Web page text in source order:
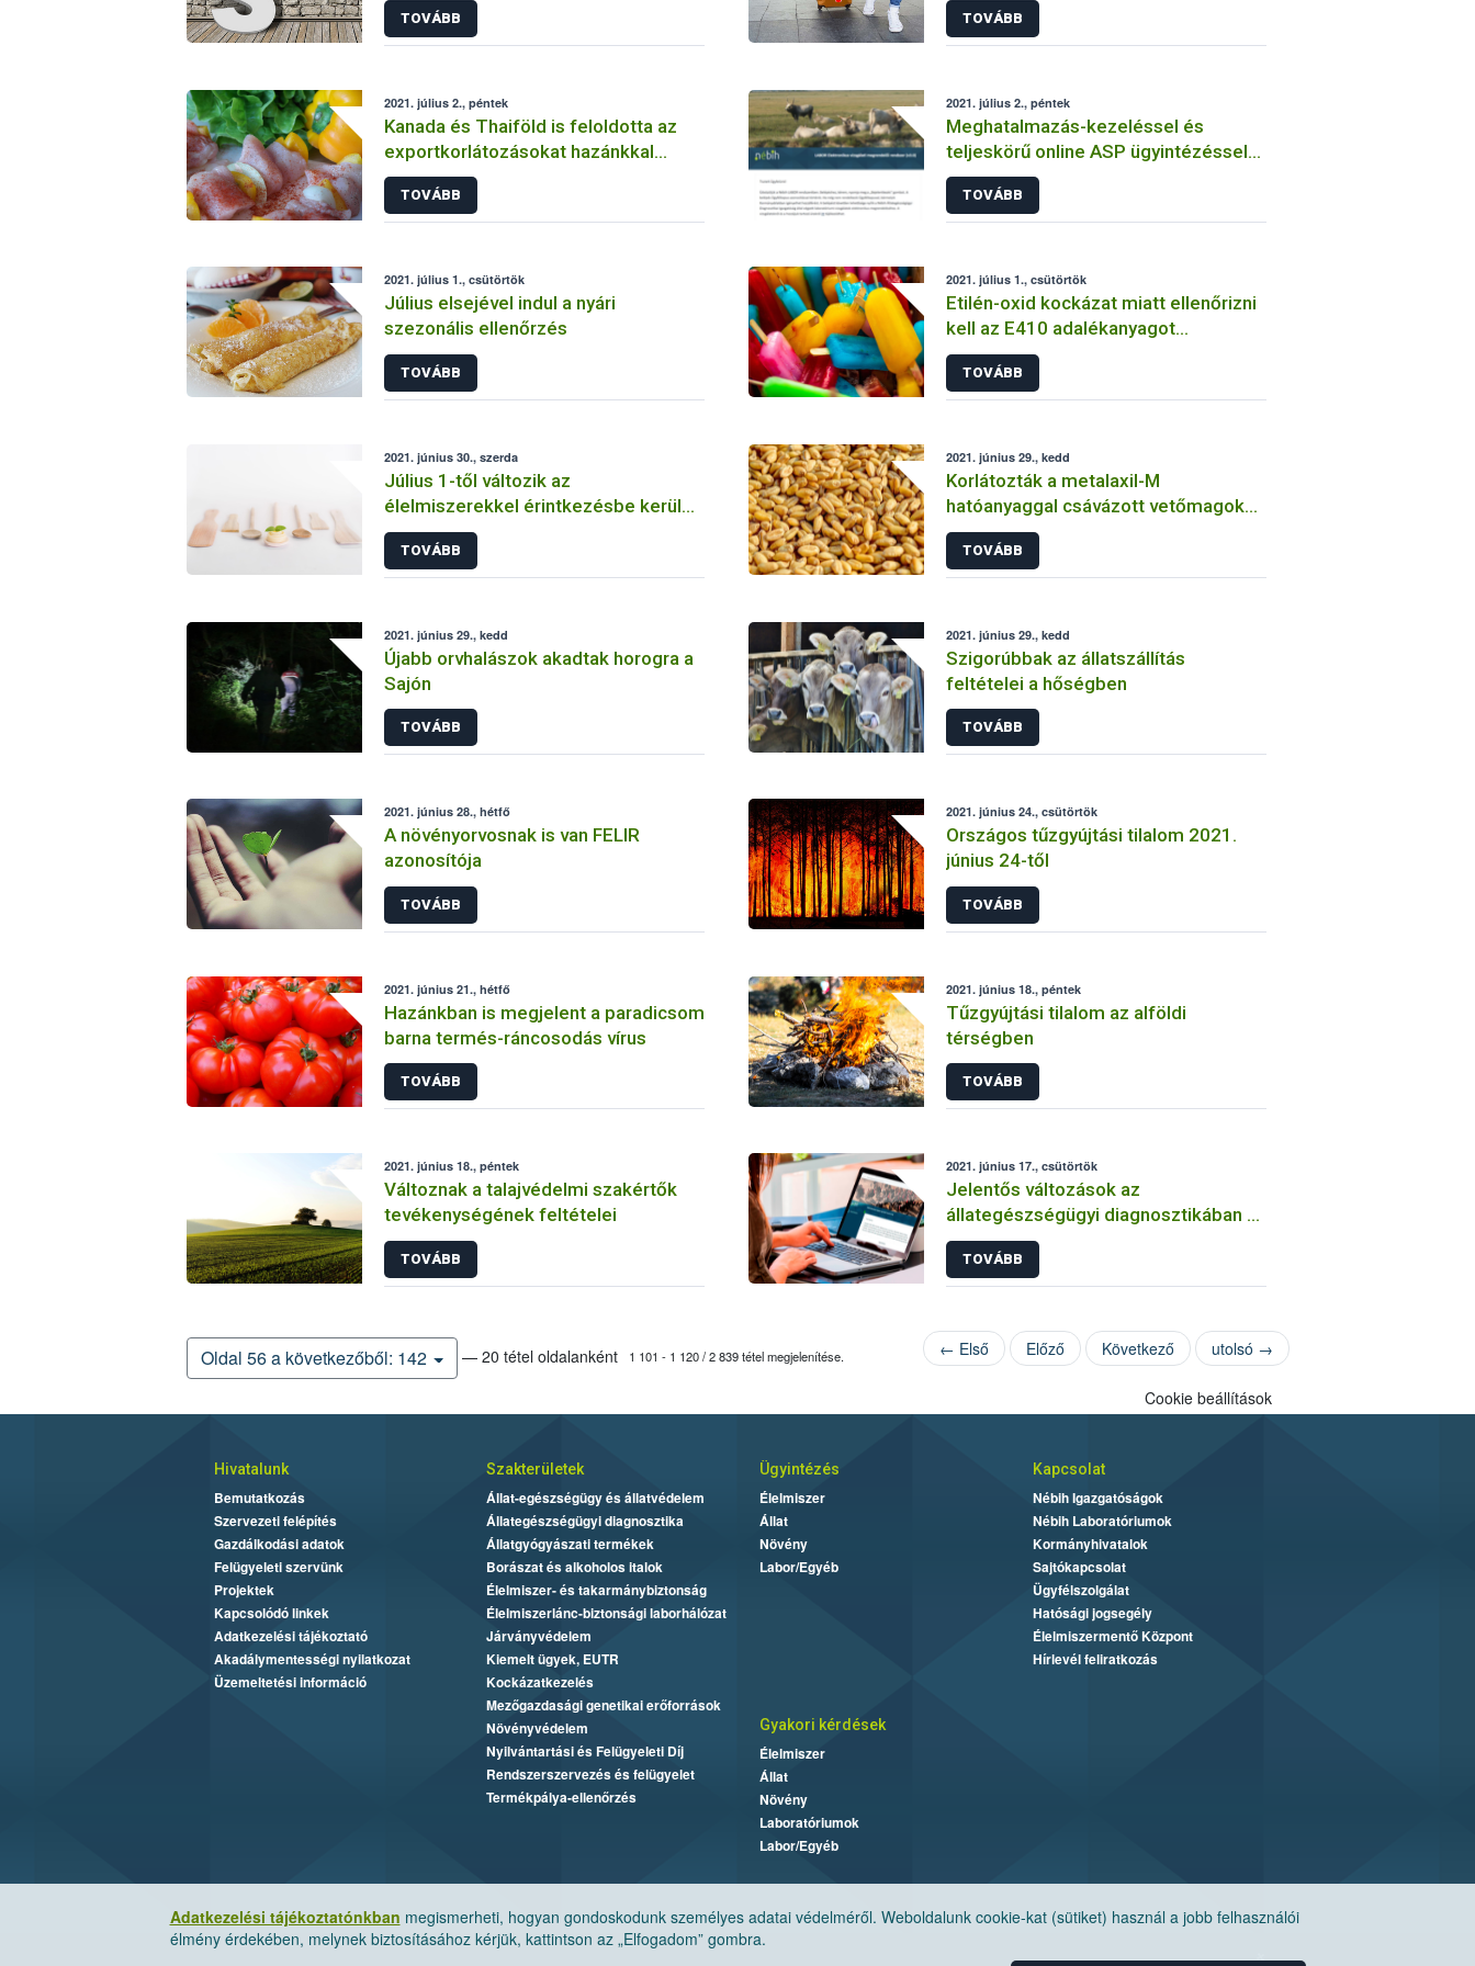
TOVÁBB TOVÁBB
2021. július 2., péntek
Kanada és Thaiföld is feloldotta az
exportkorlátozásokat hazánkkal
szemben
TOVÁBB
2021. július 2., péntek
Meghatalmazás-kezeléssel és
teljeskörű online ASP ügyintézéssel
indult a Nébih LABOR rendszere
TOVÁBB
2021. július 1., csütörtök
Július elsejével indul a nyári
szezonális ellenőrzés
TOVÁBB
2021. július 1., csütörtök
Etilén-oxid kockázat miatt ellenőrizni
kell az E410 adalékanyagot
tartalmazó termékeket
TOVÁBB
2021. június 30., szerda
Július 1-től változik az
élelmiszerekkel érintkezésbe kerülő
anyagokkal kapcsolatos bejelentési
kötelezettség
TOVÁBB
2021. június 29., kedd
Korlátozták a metalaxil-M
hatóanyaggal csávázott vetőmagok
vetését
TOVÁBB
2021. június 29., kedd
Újabb orvhalászok akadtak horogra a
Sajón
TOVÁBB
2021. június 29., kedd
Szigorúbbak az állatszállítás
feltételei a hőségben
TOVÁBB
2021. június 28., hétfő
A növényorvosnak is van FELIR
azonosítója
TOVÁBB
2021. június 24., csütörtök
Országos tűzgyújtási tilalom 2021.
június 24-től
TOVÁBB
2021. június 21., hétfő
Hazánkban is megjelent a paradicsom
barna termés-ráncosodás vírus
TOVÁBB
2021. június 18., péntek
Tűzgyújtási tilalom az alföldi
térségben
TOVÁBB
2021. június 18., péntek
Változnak a talajvédelmi szakértők
tevékenységének feltételei
TOVÁBB
2021. június 17., csütörtök
Jelentős változások az
állategészségügyi diagnosztikában –
jön a digitális LABOR szakrendszer
TOVÁBB
Oldal 56 a következőből: 142 — 20 tétel oldalanként 1 101 - 1 120 / 2 839 tétel megjelenítése. ← Első Előző Következő utolsó →
Adatkezelési tájékoztatónkban megismerheti, hogyan gondoskodunk személyes adatai védelméről. Weboldalunk cookie-kat (sütiket) használ a jobb felhasználói
élmény érdekében, melynek biztosításához kérjük, kattintson az „Elfogadom” gombra.
Cookie beállítások
Hivatalunk
Bemutatkozás
Szervezeti felépítés
Gazdálkodási adatok
Felügyeleti szervünk
Projektek
Kapcsolódó linkek
Adatkezelési tájékoztató
Akadálymentességi nyilatkozat
Üzemeltetési információ
Szakterületek
Állat-egészségügy és állatvédelem
Állategészségügyi diagnosztika
Állatgyógyászati termékek
Borászat és alkoholos italok
Élelmiszer- és takarmánybiztonság
Élelmiszerlánc-biztonsági laborhálózat
Járványvédelem
Kiemelt ügyek, EUTR
Kockázatkezelés
Mezőgazdasági genetikai erőforrások
Növényvédelem
Nyilvántartási és Felügyeleti Díj
Rendszerszervezés és felügyelet
Termékpálya-ellenőrzés
Ügyintézés
Élelmiszer
Állat
Növény
Labor/Egyéb
Kapcsolat
Nébih Igazgatóságok
Nébih Laboratóriumok
Kormányhivatalok
Sajtókapcsolat
Ügyfélszolgálat
Hatósági jogsegély
Élelmiszermentő Központ
Hírlevél feliratkozás
Gyakori kérdések
Élelmiszer
Állat
Növény
Laboratóriumok
Labor/Egyéb